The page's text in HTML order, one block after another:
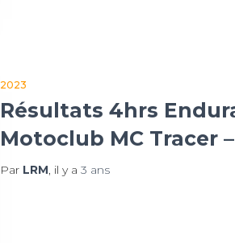
2023
Résultats 4hrs
Motoclub MC Tracer
Par LRM, il y a 3 ans